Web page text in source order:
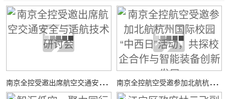
南
京全控受邀出席航空交通安全与适航技术研讨会 南
京全控航空受邀参加北航杭州国际校园“中西日”活动，共探校企合作与智能装备创新发展